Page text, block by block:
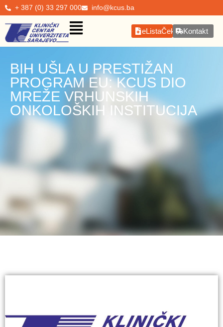
+ 387 (0) 33 297 000 info@kcus.ba
eListaČekanjaKontakt
BIH UŠLA U PRESTIŽAN
PROGRAM EU: KCUS DIO
MREŽE VRHUNSKIH
ONKOLOŠKIH INSTITUCIJA